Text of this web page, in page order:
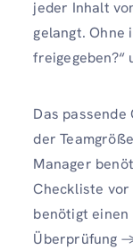
jeder Inhalt
gelangt. Ohne
Das passende
der
Manager
Checkliste vor
benötigt
Überprüfung